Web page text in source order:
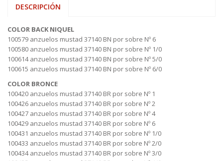
DESCRIPCIÓN
COLOR BACK NIQUEL
100579 anzuelos mustad 37140 BN por sobre Nº 6
100580 anzuelos mustad 37140 BN por sobre Nº 1/0
100614 anzuelos mustad 37140 BN por sobre Nº 5/0
100615 anzuelos mustad 37140 BN por sobre Nº 6/0
COLOR BRONCE
100420 anzuelos mustad 37140 BR por sobre Nº 1
100426 anzuelos mustad 37140 BR por sobre Nº 2
100427 anzuelos mustad 37140 BR por sobre Nº 4
100429 anzuelos mustad 37140 BR por sobre Nº 6
100431 anzuelos mustad 37140 BR por sobre Nº 1/0
100433 anzuelos mustad 37140 BR por sobre Nº 2/0
100434 anzuelos mustad 37140 BR por sobre Nº 3/0